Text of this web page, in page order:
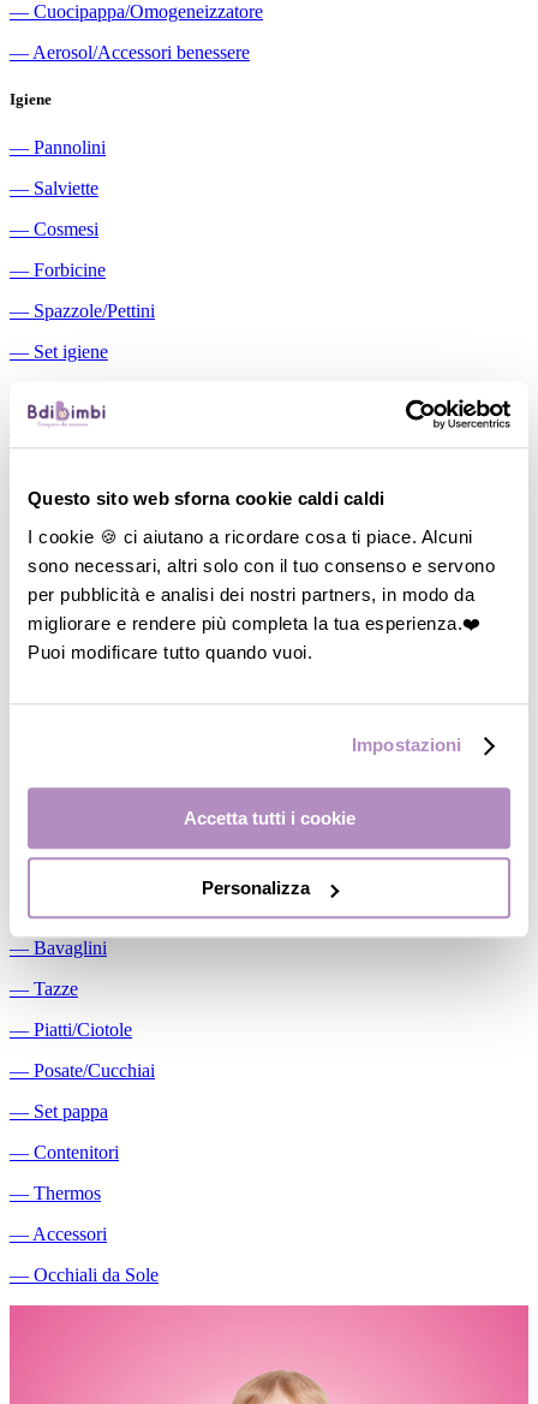
Questo sito web sforna cookie caldi caldi
I cookie 🍪 ci aiutano a ricordare cosa ti piace. Alcuni
sono necessari, altri solo con il tuo consenso e servono
per pubblicità e analisi dei nostri partners, in modo da
migliorare e rendere più completa la tua esperienza.❤️
Puoi modificare tutto quando vuoi.
Impostazioni
Accetta tutti i cookie
Personalizza
― Cuocipappa/Omogeneizzatore
― Aerosol/Accessori benessere
Igiene
― Pannolini
― Salviette
― Cosmesi
― Forbicine
― Spazzole/Pettini
― Set igiene
Aspiratori nasali manuali
―
Cuscini allattamento
―Biberon
―
Tettarelle
―Succhietti
Conservalatte Materno
―Massaggiagengive
― Bavaglini
― Tazze
― Piatti/Ciotole
― Posate/Cucchiai
― Set pappa
― Contenitori
― Thermos
― Accessori
― Occhiali da Sole